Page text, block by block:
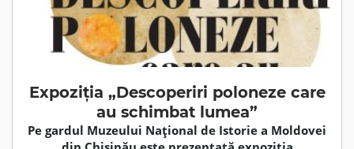
Expoziția „Descoperiri poloneze care
au schimbat lumea”
Pe gardul Muzeului Național de Istorie a Moldovei